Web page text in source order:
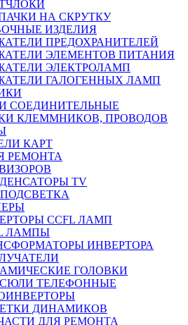
НА СКРУТКУ
ИЗДЕЛИЯ
ПРЕДОХРАНИТЕЛЕЙ
ЭЛЕМЕНТОВ ПИТАНИЯ
ЭЛЕКТРОЛАМП
ГАЛОГЕННЫХ ЛАМП
СОЕДИНИТЕЛЬНЫЕ
КЛЕММНИКОВ, ПРОВОДОВ
КАРТ
РЕМОНТА
TV
ПОДСВЕТКА
CCFL ЛАМП
ЛАМПЫ
ИНВЕРТОРА
ГОЛОВКИ
ТЕЛЕФОННЫЕ
ДИНАМИКОВ
ДЛЯ РЕМОНТА